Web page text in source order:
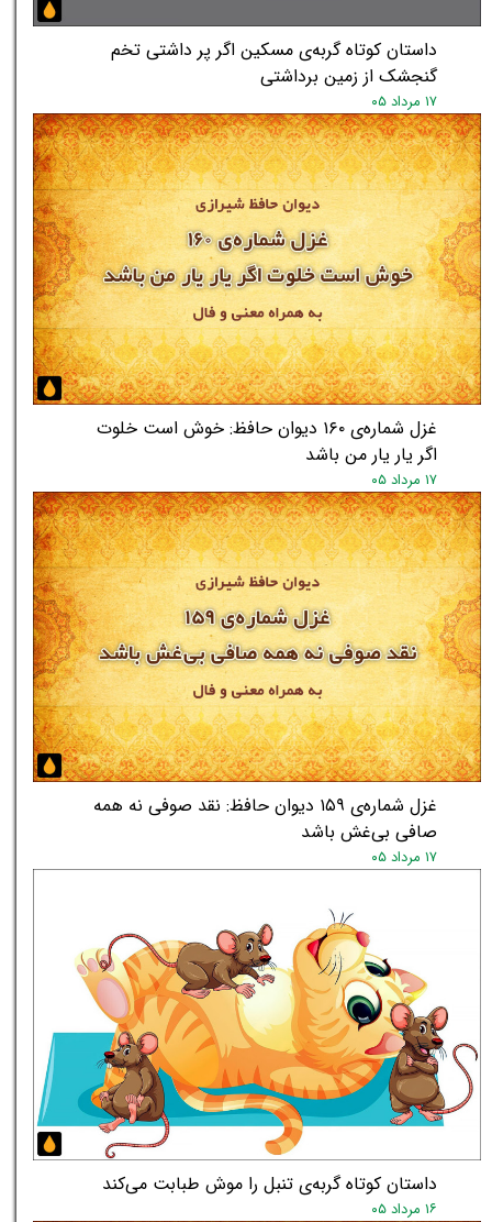
★★
داستان کوتاه گربه‌ی مسکین اگر پر داشتی تخم
گنجشک از زمین برداشتی
۱۷ مرداد ۰۵
غزل شماره‌ی ۱۶۰ دیوان حافظ: خوش است خلوت
اگر یار یار من باشد
۱۷ مرداد ۰۵
غزل شماره‌ی ۱۵۹ دیوان حافظ: نقد صوفی نه همه
صافی بی‌غش باشد
۱۷ مرداد ۰۵
داستان کوتاه گربه‌ی تنبل را موش طبابت می‌کند
۱۶ مرداد ۰۵